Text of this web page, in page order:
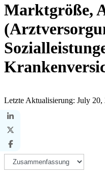
Marktgröße,
Letzte Aktualisierung: July